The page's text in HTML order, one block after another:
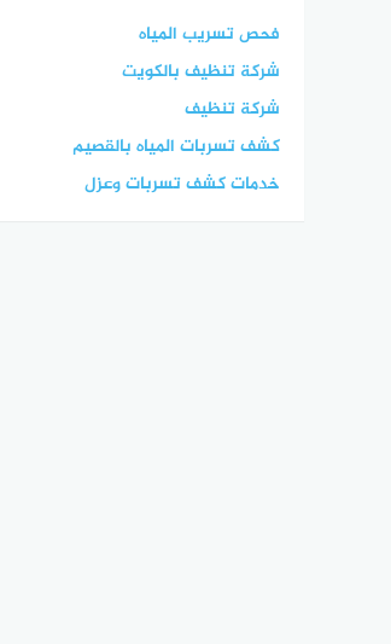
فحص تسريب المياه
شركة تنظيف بالكويت
شركة تنظيف
كشف تسربات المياه بالقصيم
خدمات كشف تسربات وعزل